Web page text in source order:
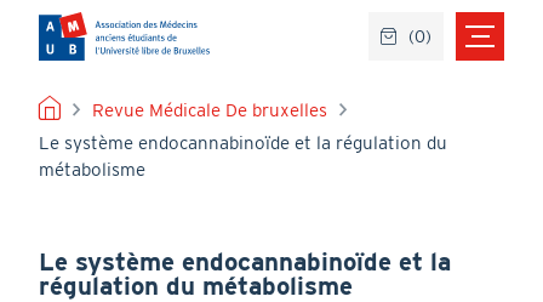
contenu
principal
FIL
D'ARIANE
Revue Médicale De bruxelles
Le système endocannabinoïde et la régulation du
métabolisme
Le système endocannabinoïde et la
régulation du métabolisme
(0)